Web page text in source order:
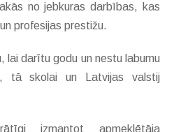
no jebkuras darbības, kas
profesijas prestižu.
darītu godu un nestu labumu
tā skolai un Latvijas valstij
izmantot apmeklētāja